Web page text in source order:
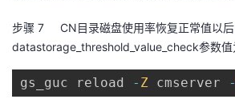
步骤 7 CN目录磁盘使用率恢复正常值以
datastorage_threshold_value_check参数值
gs_guc reload - Z cmserver -